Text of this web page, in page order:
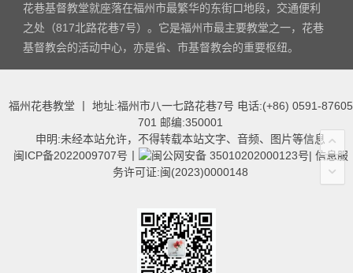
花巷基督教堂就座落在福州市最繁华的东街口地段，交通便利
之处（817北路花巷7号）。它是福州市最主要教堂之一，花巷
基督教会的活动中心，亦是省、市基督教会的重要枢纽。
福州花巷教堂 丨 地址:福州市八一七路花巷7号 电话:(+86) 0591-87605
701 邮编:350001
申明:未经本站允许，不得转载本站文字、音频、图片等信息
闽ICP备2022009707号
闽公网安备 35010202000123号| 信息服
务许可证:闽(2023)0000148